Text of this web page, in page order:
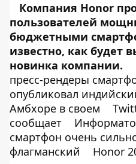
Компания Honor
пользователей
бюджетными
известно, как будет
новинка компании.
пресс-рендеры
опубликовал
Амбхоре в своем
сообщает
смартфон очень
флагманский
Honor